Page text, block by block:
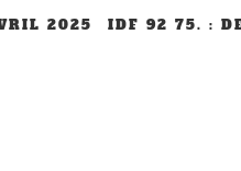
2025